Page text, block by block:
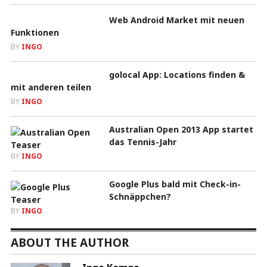
Web Android Market mit neuen
Funktionen
BY INGO
golocal App: Locations finden &
mit anderen teilen
BY INGO
Australian Open 2013 App startet
das Tennis-Jahr
BY INGO
Google Plus bald mit Check-in-
Schnäppchen?
BY INGO
ABOUT THE AUTHOR